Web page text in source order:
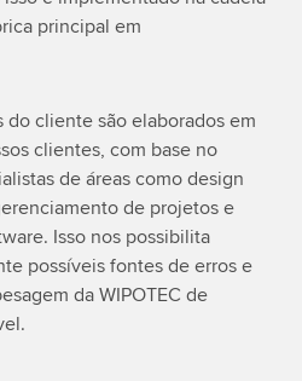
principal em
cliente são elaborados em
clientes, com base no
de áreas como design
de projetos e
Isso nos possibilita
possíveis fontes de erros e
da WIPOTEC de